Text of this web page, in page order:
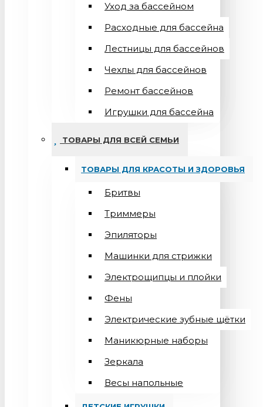
Уход за бассейном
Расходные для бассейна
Лестницы для бассейнов
Чехлы для бассейнов
Ремонт бассейнов
Игрушки для бассейна
ТОВАРЫ ДЛЯ ВСЕЙ СЕМЬИ
ТОВАРЫ ДЛЯ КРАСОТЫ И ЗДОРОВЬЯ
Бритвы
Триммеры
Эпиляторы
Машинки для стрижки
Электрощипцы и плойки
Фены
Электрические зубные щётки
Маникюрные наборы
Зеркала
Весы напольные